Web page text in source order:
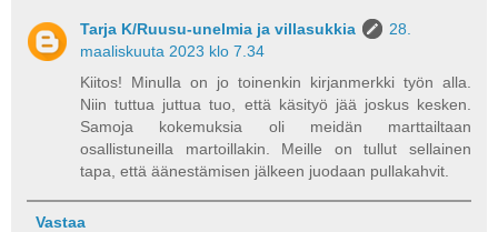
Tarja K/Ruusu-unelmia ja villasukkia
28.
maaliskuuta 2023 klo 7.34
Kiitos! Minulla on jo toinenkin kirjanmerkki työn alla.
Niin tuttua juttua tuo, että käsityö jää joskus kesken.
Samoja kokemuksia oli meidän marttailtaan
osallistuneilla martoillakin. Meille on tullut sellainen
tapa, että äänestämisen jälkeen juodaan pullakahvit.
Vastaa